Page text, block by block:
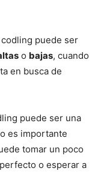
codling puede ser
o bajas, cuando
en busca de
puede ser una
es importante
tomar un poco
o esperar a